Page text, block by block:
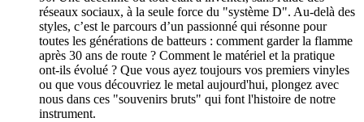
réseaux sociaux, à la seule force du "système D". Au-delà des
styles, c’est le parcours d’un passionné qui résonne pour
toutes les générations de batteurs : comment garder la flamme
après 30 ans de route ? Comment le matériel et la pratique
ont-ils évolué ? Que vous ayez toujours vos premiers vinyles
ou que vous découvriez le metal aujourd'hui, plongez avec
nous dans ces "souvenirs bruts" qui font l'histoire de notre
instrument.